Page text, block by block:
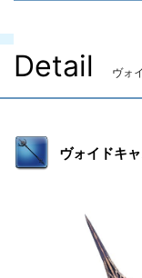
Detail ヴォ
ヴォイドキ